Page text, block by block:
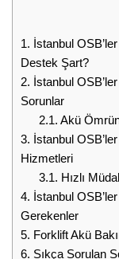
1. İstanbul
Destek Şart?
2. İstanbul
Sorunlar
2.1. Akü
3. İstanbul
Hizmetleri
3.1. Hızlı
4. İstanbul
Gerekenler
5. Forklift Akü
6. Sıkça Sorulan